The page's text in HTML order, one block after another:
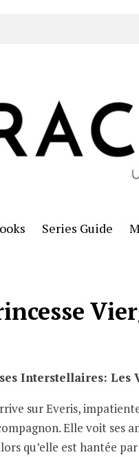
Series Guide
Interstellaires: Les
sur Everis,
Elle voit ses
qu’elle est hantée par